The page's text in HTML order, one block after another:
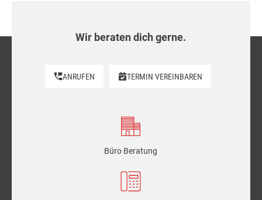
Wir beraten dich gerne.
ANRUFEN TERMIN VEREINBAREN
Büro Beratung